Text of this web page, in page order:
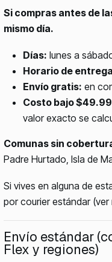
Si compras antes de
mismo día.
Días: lunes a
Horario de
Envío gratis: en
Costo bajo
valor exacto se
Comunas sin
Padre Hurtado, Isla de
Si vives en alguna de
por courier estándar (ver
Envío estándar
Flex y regiones)